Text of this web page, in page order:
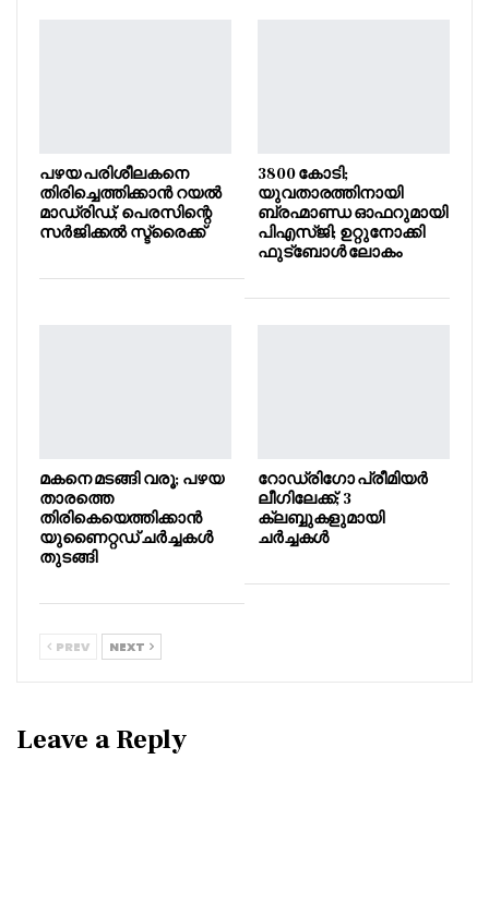
പഴയ പരിശീലകനെ
തിരിച്ചെത്തിക്കാൻ റയൽ
മാഡ്രിഡ്; പെരസിന്റെ
സർജിക്കൽ സ്ട്രൈക്ക്
3800 കോടി;
യുവതാരത്തിനായി
ബ്രഹ്മാണ്ഡ ഓഫറുമായി
പിഎസ്ജി; ഉറ്റുനോക്കി
ഫുട്ബോൾ ലോകം
മകനെ മടങ്ങി വരൂ; പഴയ
താരത്തെ
തിരികെയെത്തിക്കാൻ
യുണൈറ്റഡ് ചർച്ചകൾ
തുടങ്ങി
റോഡ്രിഗോ പ്രീമിയർ
ലീഗിലേക്ക്; 3
ക്ലബ്ബുകളുമായി
ചർച്ചകൾ
PREV NEXT
Leave a Reply